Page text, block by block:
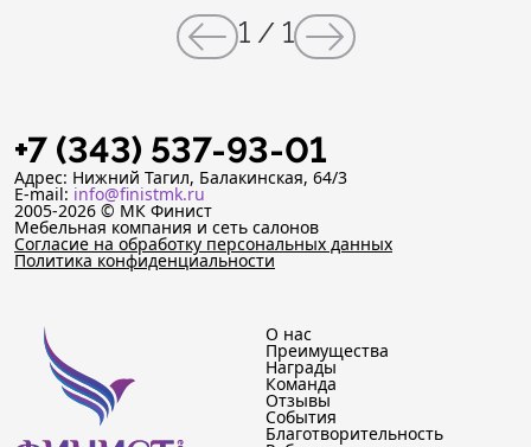
1/ 1
+7 (343) 537-93-01
Адрес: Нижний Тагил, Балакинская, 64/3
E-mail: info@finistmk.ru
2005-2026 © МК Финист
Мебельная компания и сеть салонов
Согласие на обработку персональных данных
Политика конфиденциальности
О нас
Преимущества
Награды
Команда
Отзывы
События
Благотворительность